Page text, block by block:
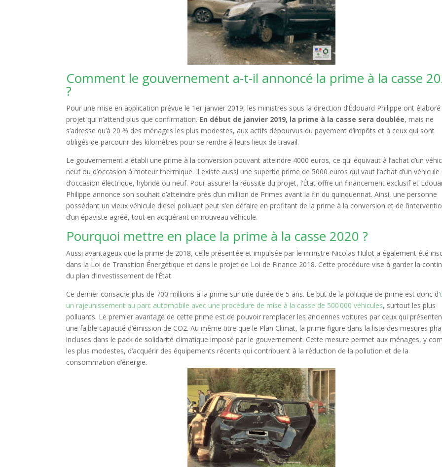
Comment le gouvernement a-t-il annoncé la prime à la casse
?
Pour une mise en application prévue le 1er janvier 2019, les ministres sous la direction d’Édouard Philippe ont élaboré
projet qui n’attend plus que confirmation. En début de janvier 2019, la prime à la casse sera doublée, mais ne
s’adresse qu’à 20 % des ménages les plus modestes, aux actifs dépourvus du payement d’impôts et à ceux qui sont
obligés de parcourir des kilomètres pour se rendre à leurs lieux de travail.
Le gouvernement a établi une prime à la conversion pouvant atteindre 4000 euros, ce qui équivaut à l’achat d’un
neuf ou d’occasion à moteur thermique. Il existe aussi une superbe prime de 5000 euros qui vaut l’achat d’un véhicule
d’occasion électrique, hybride ou neuf. Pour assurer la réussite du projet, l’État offre un financement exclusif et
Philippe annonce son souhait d’atteindre près d’un million de Primes avant la fin du quinquennat. Ainsi, une personne
possédant un vieux véhicule diesel polluant peut s’en défaire en profitant de la prime à la conversion et de
d’un épaviste agréé, tout en acquérant un nouveau véhicule.
Pourquoi mettre en place la prime à la casse 2020 ?
Aussi avantageux que la prime de 2018, celle présentée et impulsée par le ministre Nicolas Hulot a également été
dans la Loi de Transition Énergétique et dans le projet de Loi de Finance 2018. Cette procédure vise à garder la
du plan d’investissement de l’État.
Ce dernier consacre plus de 700 millions à la prime sur une durée de 5 ans. Le but de la politique de prime est donc d’
un rajeunissement au parc automobile avec une procédure de mise à la casse de 500 000 véhicules, surtout les plus
polluants. Le premier avantage de cette prime est de pouvoir remplacer les anciennes voitures par ceux qui
une faible capacité d’émission de CO2. Au même titre que le Plan Climat, la prime figure dans la liste des mesures
incluses dans le pack de solidarité climatique imposé par le gouvernement. Cette mesure permet aux ménages, y
les plus modestes, d’acquérir des équipements récents qui contribuent à la réduction de la pollution et de la
consommation d’énergie.